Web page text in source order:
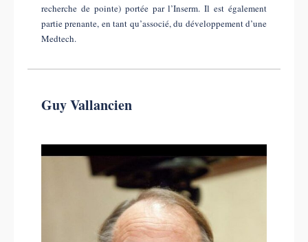
recherche de pointe) portée par l’Inserm. Il est également
partie prenante, en tant qu’associé, du développement d’une
Medtech.
Guy Vallancien